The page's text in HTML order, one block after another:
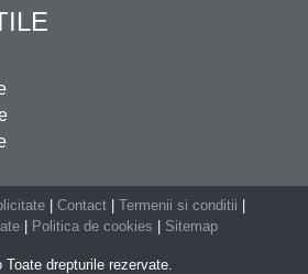
Contact Termenii si conditii
Politica de cookies Sitemap
drepturile rezervate.